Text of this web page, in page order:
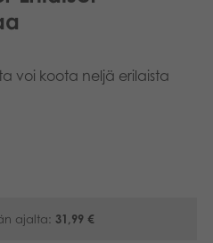
voi koota neljä erilaista
ajalta: 31,99 €